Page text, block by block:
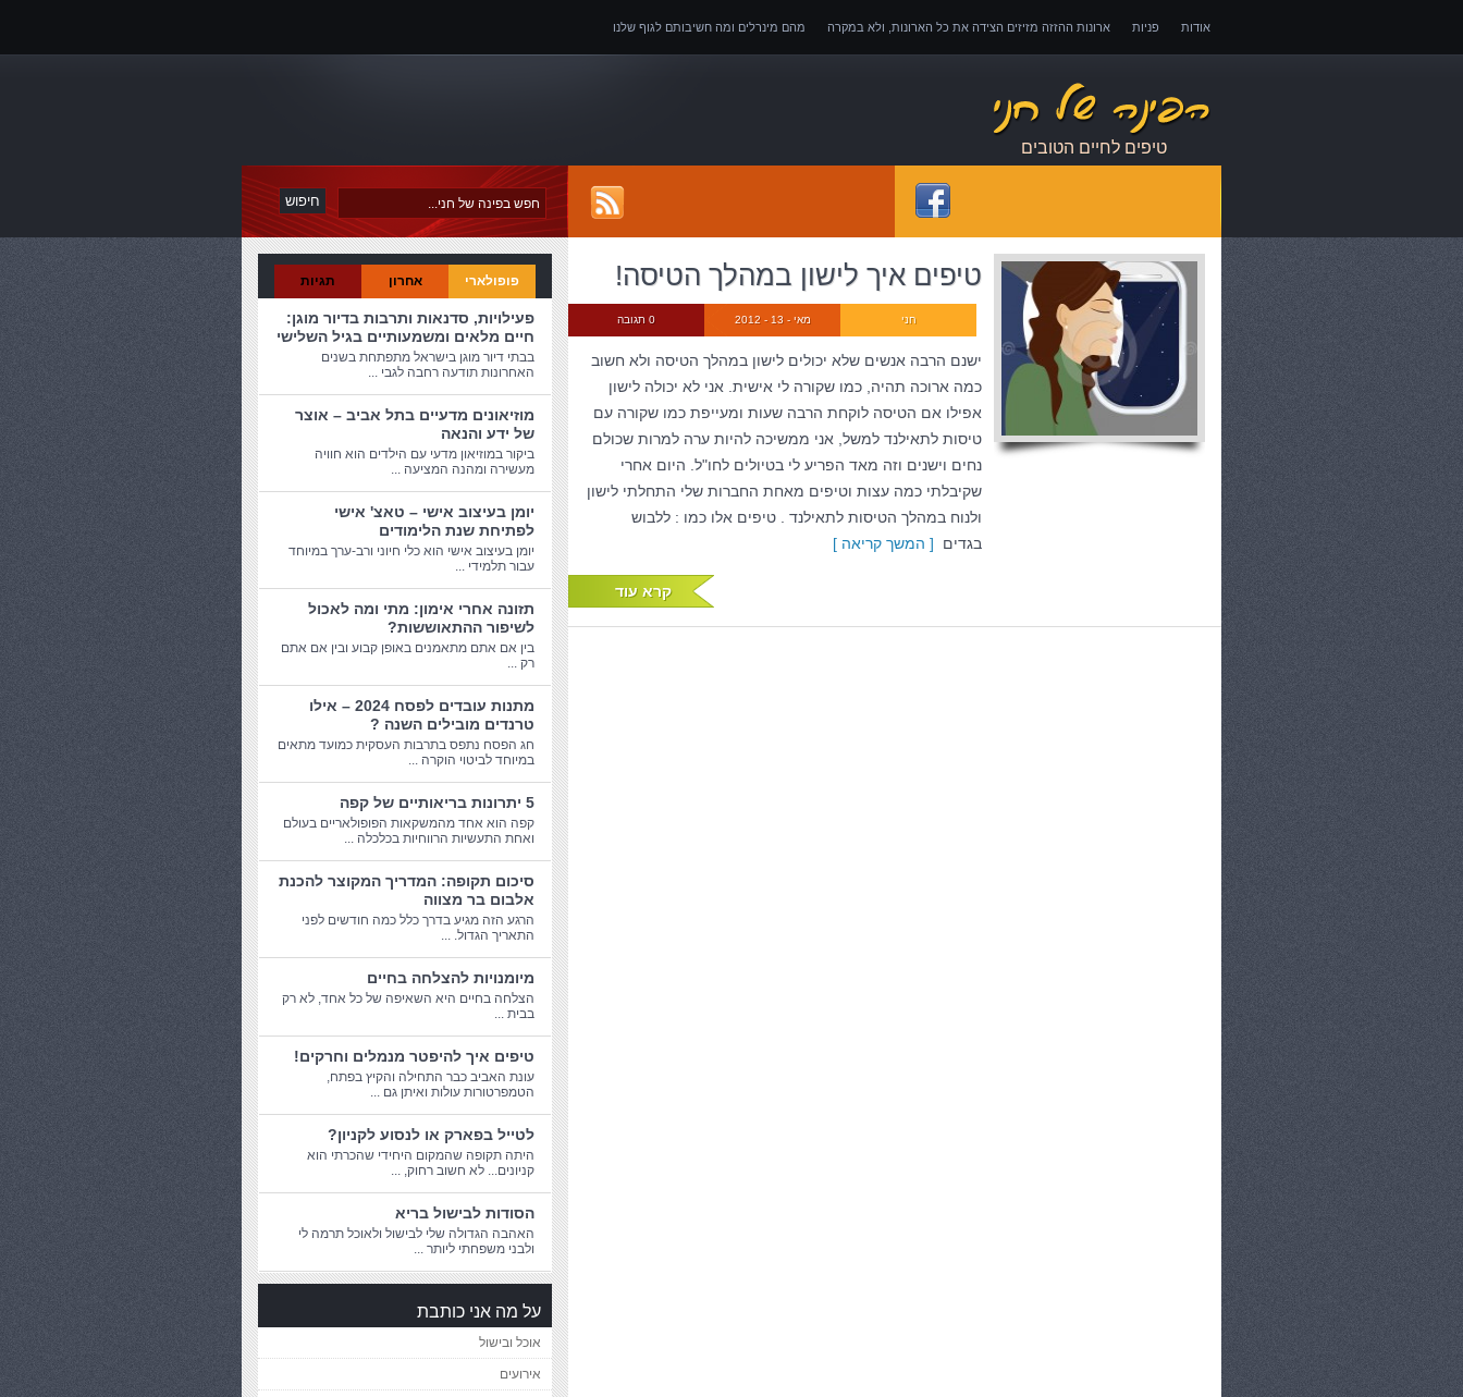
אודות פניות ארונות ההזזה מזיזים הצידה את כל הארונות, ולא במקרה מהם מינרלים ומה חשיבותם לגוף שלנו
אובדן כושר עבודה – כיצד לממש זכויות במקרה של אובדן כושר עבודה
טיפים לחיים הטובים
טיפים איך לישון במהלך הטיסה!
0 תגובה מאי - 13 - 2012 חני
ישנם הרבה אנשים שלא יכולים לישון במהלך הטיסה ולא חשוב
כמה ארוכה תהיה, כמו שקורה לי אישית. אני לא יכולה לישון
אפילו אם הטיסה לוקחת הרבה שעות ומעייפת כמו שקורה עם
טיסות לתאילנד למשל, אני ממשיכה להיות ערה למרות שכולם
נחים וישנים וזה מאד הפריע לי בטיולים לחו"ל. היום אחרי
שקיבלתי כמה עצות וטיפים מאחת החברות שלי התחלתי לישון
ולנוח במהלך הטיסות לתאילנד . טיפים אלו כמו : ללבוש
בגדים [ המשך קריאה ]
קרא עוד
פופולארי אחרון תגיות
פעילויות, סדנאות ותרבות בדיור מוגן:
חיים מלאים ומשמעותיים בגיל השלישי
בבתי דיור מוגן בישראל מתפתחת בשנים
האחרונות תודעה רחבה לגבי ...
מוזיאונים מדעיים בתל אביב – אוצר
של ידע והנאה
ביקור במוזיאון מדעי עם הילדים הוא חוויה
מעשירה ומהנה המציעה ...
יומן בעיצוב אישי – טאצ' אישי
לפתיחת שנת הלימודים
יומן בעיצוב אישי הוא כלי חיוני ורב-ערך במיוחד
עבור תלמידי ...
תזונה אחרי אימון: מתי ומה לאכול
לשיפור ההתאוששות?
בין אם אתם מתאמנים באופן קבוע ובין אם אתם
רק ...
מתנות עובדים לפסח 2024 – אילו
טרנדים מובילים השנה ?
חג הפסח נתפס בתרבות העסקית כמועד מתאים
במיוחד לביטוי הוקרה ...
5 יתרונות בריאותיים של קפה
קפה הוא אחד מהמשקאות הפופולאריים בעולם
ואחת התעשיות הרווחיות בכלכלה ...
סיכום תקופה: המדריך המקוצר להכנת
אלבום בר מצווה
הרגע הזה מגיע בדרך כלל כמה חודשים לפני
התאריך הגדול. ...
מיומנויות להצלחה בחיים
הצלחה בחיים היא השאיפה של כל אחד, לא רק
בבית ...
טיפים איך להיפטר מנמלים וחרקים!
עונת האביב כבר התחילה והקיץ בפתח,
הטמפרטורות עולות ואיתן גם ...
לטייל בפארק או לנסוע לקניון?
היתה תקופה שהמקום היחידי שהכרתי הוא
קניונים... לא חשוב רחוק, ...
הסודות לבישול בריא
האהבה הגדולה שלי לבישול ולאוכל תרמה לי
ולבני משפחתי ליותר ...
על מה אני כותבת
אוכל ובישול
אירועים